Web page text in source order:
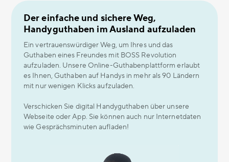
Der einfache und sichere Weg,
Handyguthaben im Ausland aufzuladen
Ein vertrauenswürdiger Weg, um Ihres und das
Guthaben eines Freundes mit BOSS Revolution
aufzuladen. Unsere Online-Guthabenplattform erlaubt
es Ihnen, Guthaben auf Handys in mehr als 90 Ländern
mit nur wenigen Klicks aufzuladen.
Verschicken Sie digital Handyguthaben über unsere
Webseite oder App. Sie können auch nur Internetdaten
wie Gesprächsminuten aufladen!